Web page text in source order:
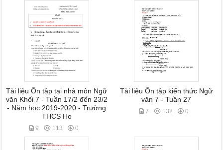
Tài liệu Ôn tập tại nhà môn Ngữ
văn Khối 7 - Tuần 17/2 đến 23/2
- Năm học 2019-2020 - Trường
THCS Ho
9 113 0
Tài liệu Ôn tập kiến thức Ngữ
văn 7 - Tuần 27
7 132 0